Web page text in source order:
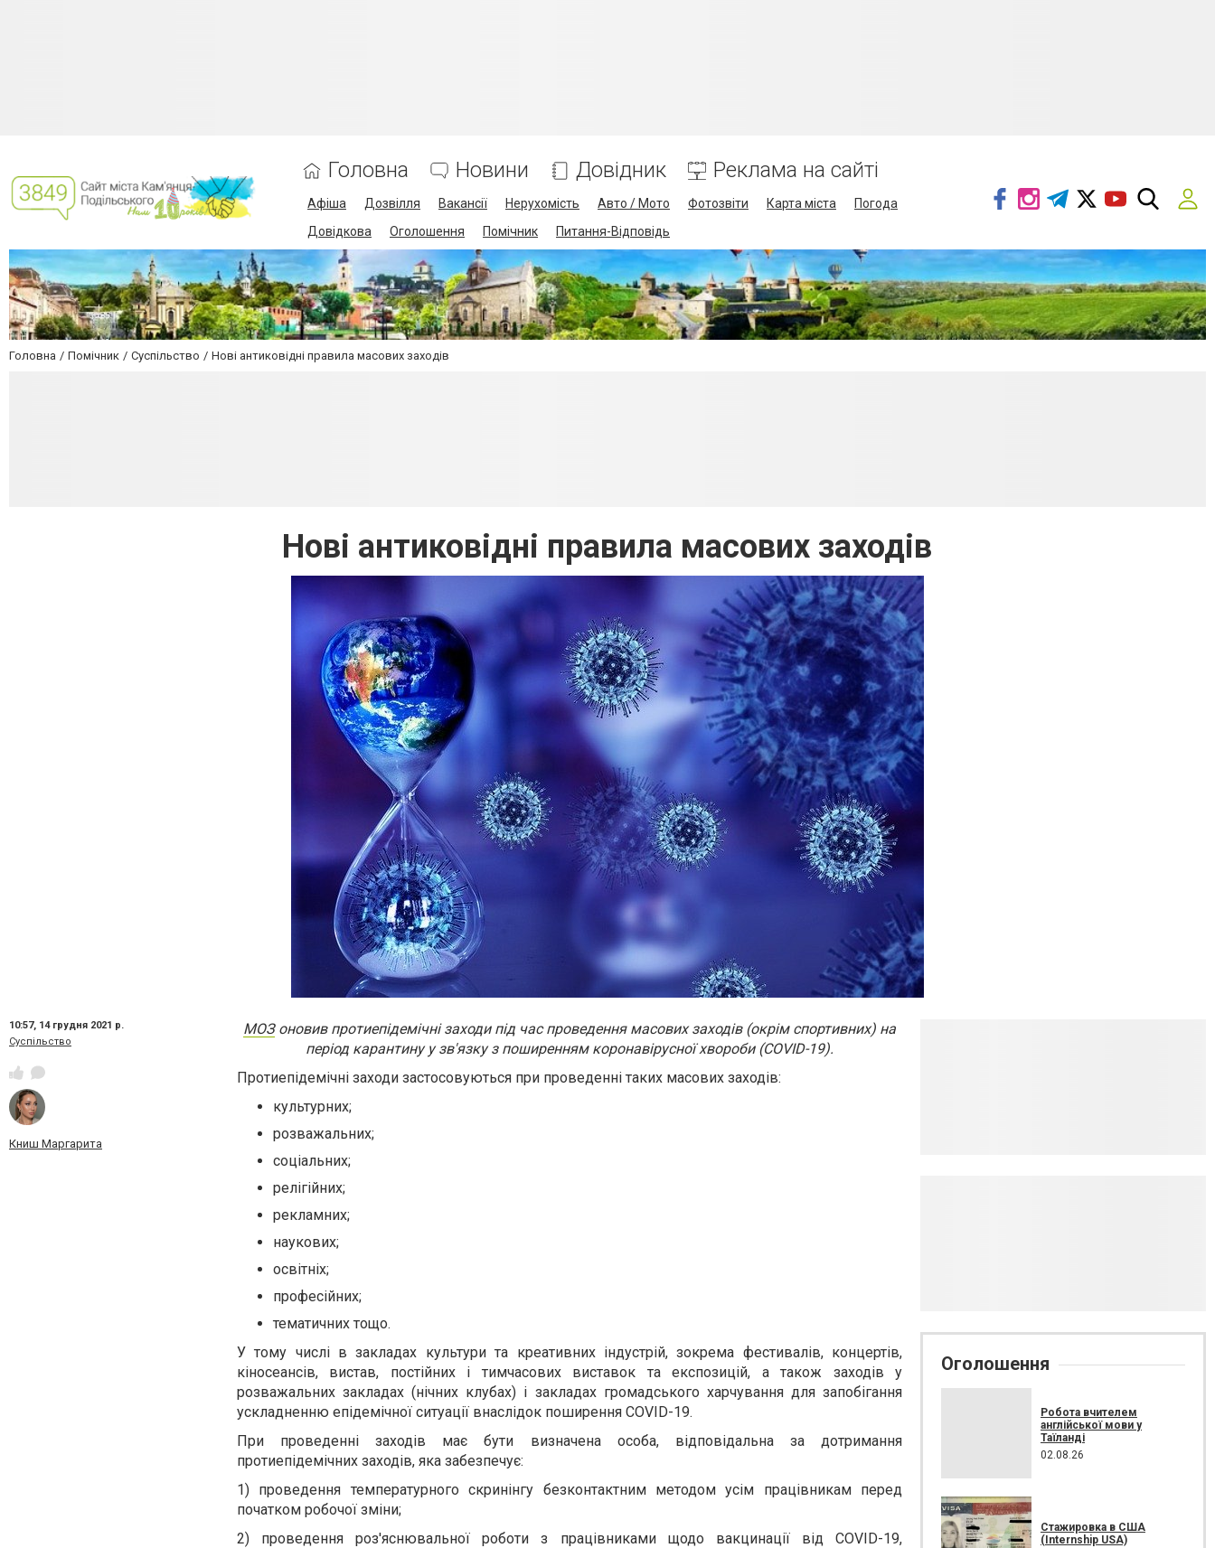
Головна Новини Довідник Реклама на сайті
Афіша Дозвілля Вакансії Нерухомість Авто / Мото Фотозвіти Карта міста
Погода
Довідкова
Оголошення Помічник Питання-Відповідь
Головна Помічник Суспільство Нові антиковідні правила масових заходів
Нові антиковідні правила масових заходів
10:57, 14 грудня 2021 р.
Суспільство
Книш Маргарита
МОЗоновив протиепідемічні заходи під час проведення масових заходів (окрім спортивних) на
період карантину у зв'язку з поширенням коронавірусної хвороби (COVID-19).
Протиепідемічні заходи застосовуються при проведенні таких масових заходів:
культурних;
розважальних;
соціальних;
релігійних;
рекламних;
наукових;
освітніх;
професійних;
тематичних тощо.
У тому числі в закладах культури та креативних індустрій, зокрема фестивалів, концертів,
кіносеансів, вистав, постійних і тимчасових виставок та експозицій, а також заходів у
розважальних закладах (нічних клубах) і закладах громадського харчування для запобігання
ускладненню епідемічної ситуації внаслідок поширення COVID-19.
При проведенні заходів має бути визначена особа, відповідальна за дотримання
протиепідемічних заходів, яка забезпечує:
1) проведення температурного скринінгу безконтактним методом усім працівникам перед
початком робочої зміни;
2) проведення роз'яснювальної роботи з працівниками щодо вакцинації від COVID-19,
Оголошення
Робота вчителем
англійської мови у
Таїланді
02.08.26
Стажировка в США
(Internship USA)